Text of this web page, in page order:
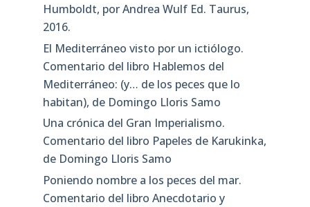
Humboldt, por Andrea Wulf Ed. Taurus,
2016.
El Mediterráneo visto por un ictiólogo.
Comentario del libro Hablemos del
Mediterráneo: (y… de los peces que lo
habitan), de Domingo Lloris Samo
Una crónica del Gran Imperialismo.
Comentario del libro Papeles de Karukinka,
de Domingo Lloris Samo
Poniendo nombre a los peces del mar.
Comentario del libro Anecdotario y